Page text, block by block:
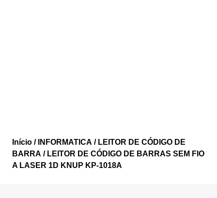
Início / INFORMATICA / LEITOR DE CÓDIGO DE
BARRA / LEITOR DE CÓDIGO DE BARRAS SEM FIO
A LASER 1D KNUP KP-1018A